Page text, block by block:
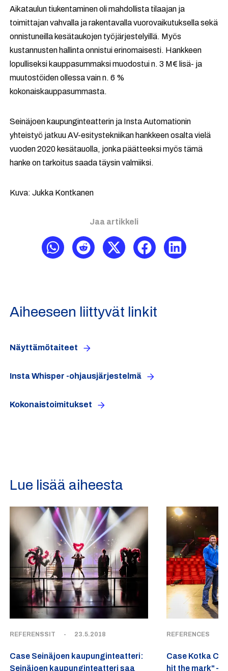
Aikataulun tiukentaminen oli mahdollista tilaajan ja
toimittajan vahvalla ja rakentavalla vuorovaikutuksella sekä
onnistuneilla kesätaukojen työjärjestelyillä. Myös
kustannusten hallinta onnistui erinomaisesti. Hankkeen
lopulliseksi kauppasummaksi muodostui n. 3 M€ lisä- ja
muutostöiden ollessa vain n. 6 %
kokonaiskauppasummasta.
Seinäjoen kaupunginteatterin ja Insta Automationin
yhteistyö jatkuu AV-esitystekniikan hankkeen osalta vielä
vuoden 2020 kesätauolla, jonka päätteeksi myös tämä
hanke on tarkoitus saada täysin valmiiksi.
Kuva: Jukka Kontkanen
Jaa artikkeli
Aiheeseen liittyvät linkit
Näyttämötaiteet
Insta Whisper -ohjausjärjestelmä
Kokonaistoimitukset
Lue lisää aiheesta
REFERENSSIT - 23.5.2018
Case Seinäjoen kaupunginteatteri:
Seinäjoen kaupunginteatteri saa
REFERENCES
Case Kotka
hit the mark" –